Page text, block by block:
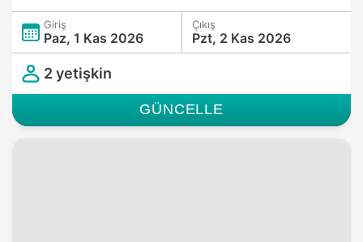
Giriş
Paz, 1 Kas 2026
Çıkış
Pzt, 2 Kas 2026
2 yetişkin
GÜNCELLE